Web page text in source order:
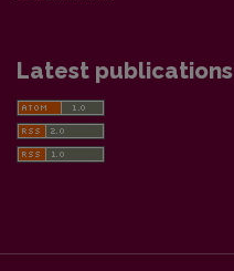
Latest publications